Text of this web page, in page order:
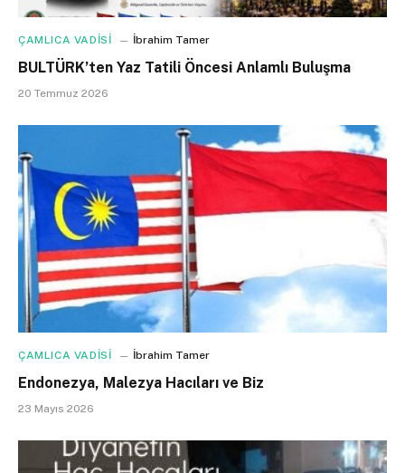
ÇAMLICA VADİSİ İbrahim Tamer
BULTÜRK’ten Yaz Tatili Öncesi Anlamlı Buluşma
20 Temmuz 2026
ÇAMLICA VADİSİ İbrahim Tamer
Endonezya, Malezya Hacıları ve Biz
23 Mayıs 2026